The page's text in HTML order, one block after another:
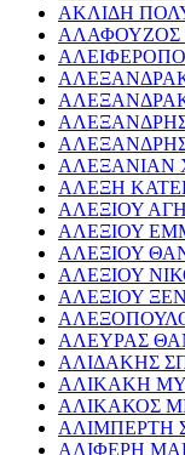
ΑΚΛΙΔΗ
ΑΛΑΦΟΥΖΟΣ
ΑΛΕΞΑΝΙΑΝ
ΑΛΕΞΗ
ΑΛΕΞΙΟΥ
ΑΛΕΞΙΟΥ
ΑΛΕΞΙΟΥ
ΑΛΕΞΙΟΥ
ΑΛΕΞΙΟΥ
ΑΛΕΥΡΑΣ
ΑΛΙΔΑΚΗΣ
ΑΛΙΚΑΚΗ
ΑΛΙΚΑΚΟΣ
ΑΛΙΜΠΕΡΤΗ
ΑΛΙΦΕΡΗ